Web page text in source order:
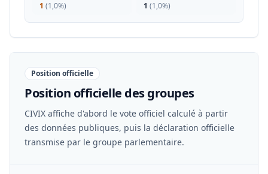
1 (1,0%)
1 (1,0%)
Position officielle
Position officielle des groupes
CIVIX affiche d'abord le vote officiel calculé à partir
des données publiques, puis la déclaration officielle
transmise par le groupe parlementaire.